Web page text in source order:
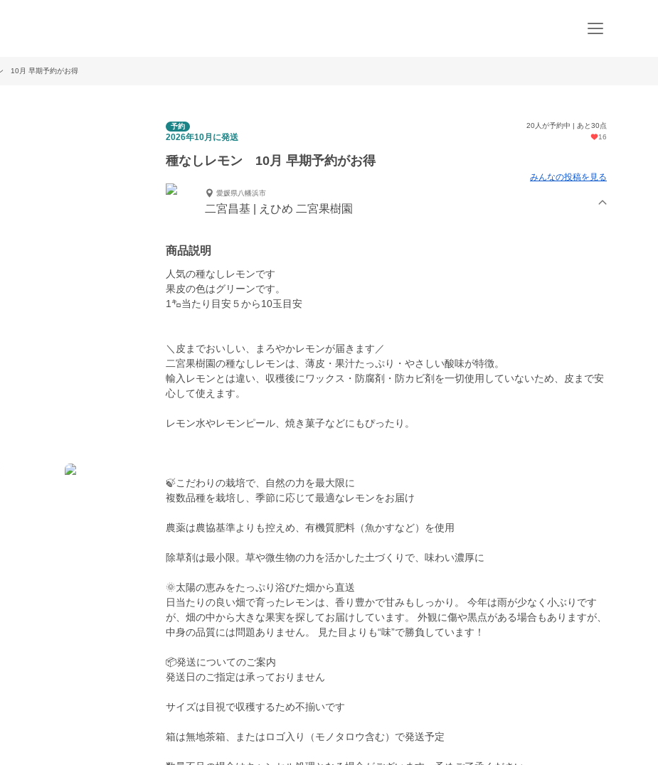
10月 早期予約がお得
予約 20人が予約中 | あと30点
2026年10月に発送 16
種なしレモン 10月 早期予約がお得
みんなの投稿を見る
愛媛県八幡浜市
二宮昌基 | えひめ 二宮果樹園
商品説明
人気の種なしレモンです
果皮の色はグリーンです。
1㌔当たり目安５から10玉目安
＼皮までおいしい、まろやかレモンが届きます／
二宮果樹園の種なしレモンは、薄皮・果汁たっぷり・やさしい酸味が特徴。
輸入レモンとは違い、収穫後にワックス・防腐剤・防カビ剤を一切使用していないため、皮まで安
心して使えます。
レモン水やレモンピール、焼き菓子などにもぴったり。
🍃こだわりの栽培で、自然の力を最大限に
複数品種を栽培し、季節に応じて最適なレモンをお届け
農薬は農協基準よりも控えめ、有機質肥料（魚かすなど）を使用
除草剤は最小限。草や微生物の力を活かした土づくりで、味わい濃厚に
🌞太陽の恵みをたっぷり浴びた畑から直送
日当たりの良い畑で育ったレモンは、香り豊かで甘みもしっかり。 今年は雨が少なく小ぶりです
が、畑の中から大きな果実を探してお届けしています。 外観に傷や黒点がある場合もありますが、
中身の品質には問題ありません。 見た目よりも“味”で勝負しています！
📦発送についてのご案内
発送日のご指定は承っておりません
サイズは目視で収穫するため不揃いです
箱は無地茶箱、またはロゴ入り（モノタロウ含む）で発送予定